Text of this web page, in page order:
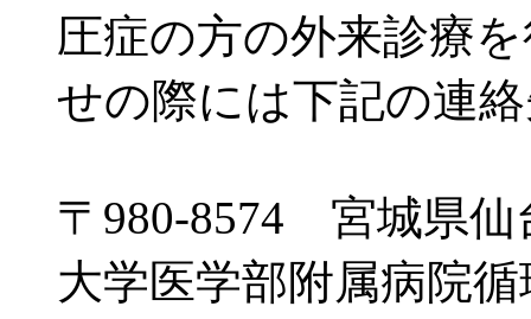
圧症の方の外来診療
せの際には下記の連
〒980-8574 宮城県
大学医学部附属病院